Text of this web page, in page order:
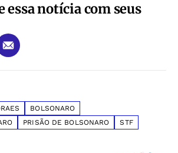
notícia com seus
BOLSONARO
PRISÃO DE BOLSONARO STF